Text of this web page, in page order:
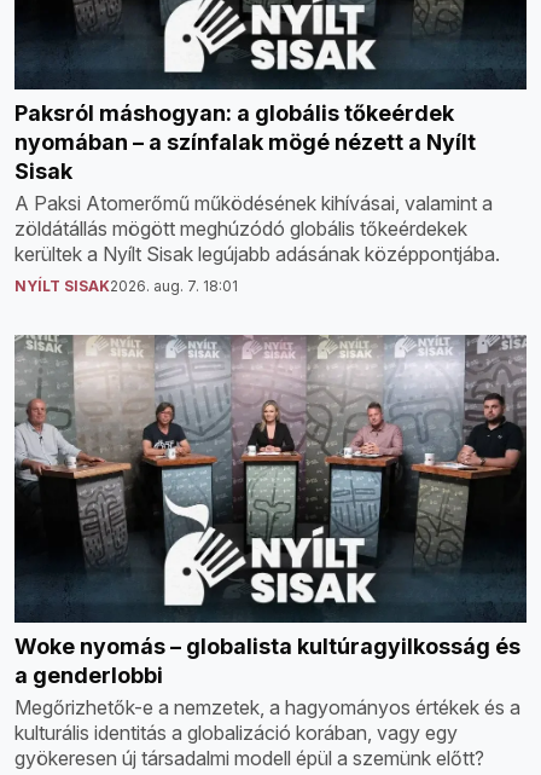
Paksról máshogyan: a globális tőkeérdek
nyomában – a színfalak mögé nézett a Nyílt
Sisak
A Paksi Atomerőmű működésének kihívásai, valamint a
zöldátállás mögött meghúzódó globális tőkeérdekek
kerültek a Nyílt Sisak legújabb adásának középpontjába.
NYÍLT SISAK2026. aug. 7. 18:01
Woke nyomás – globalista kultúragyilkosság és
a genderlobbi
Megőrizhetők-e a nemzetek, a hagyományos értékek és a
kulturális identitás a globalizáció korában, vagy egy
gyökeresen új társadalmi modell épül a szemünk előtt?